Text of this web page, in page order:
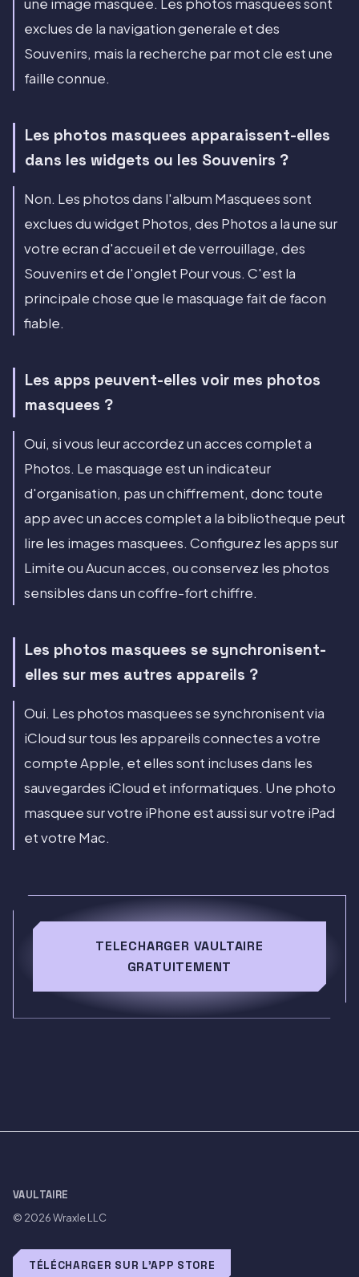
une image masquee. Les photos masquees sont
exclues de la navigation generale et des
Souvenirs, mais la recherche par mot cle est une
faille connue.
Les photos masquees apparaissent-elles
dans les widgets ou les Souvenirs ?
Non. Les photos dans l'album Masquees sont
exclues du widget Photos, des Photos a la une sur
votre ecran d'accueil et de verrouillage, des
Souvenirs et de l'onglet Pour vous. C'est la
principale chose que le masquage fait de facon
fiable.
Les apps peuvent-elles voir mes photos
masquees ?
Oui, si vous leur accordez un acces complet a
Photos. Le masquage est un indicateur
d'organisation, pas un chiffrement, donc toute
app avec un acces complet a la bibliotheque peut
lire les images masquees. Configurez les apps sur
Limite ou Aucun acces, ou conservez les photos
sensibles dans un coffre-fort chiffre.
Les photos masquees se synchronisent-
elles sur mes autres appareils ?
Oui. Les photos masquees se synchronisent via
iCloud sur tous les appareils connectes a votre
compte Apple, et elles sont incluses dans les
sauvegardes iCloud et informatiques. Une photo
masquee sur votre iPhone est aussi sur votre iPad
et votre Mac.
TELECHARGER VAULTAIRE
GRATUITEMENT
VAULTAIRE
© 2026Wraxle LLC
TÉLÉCHARGER SUR L'APP STORE